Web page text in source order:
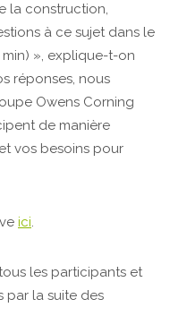
la construction,
à ce sujet dans le
», explique-t-on
réponses, nous
Owens Corning
de manière
vos besoins pour
ici.
les participants et
par la suite des